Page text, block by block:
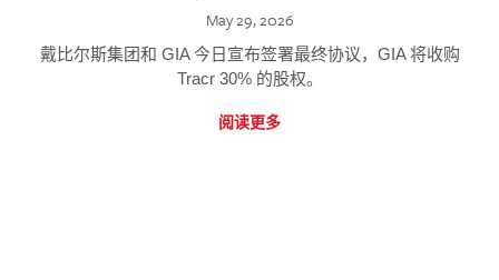
May 29, 2026
戴比尔斯集团和 GIA 今日宣布签署最终协议，GIA 将收购
Tracr 30% 的股权。
阅读更多